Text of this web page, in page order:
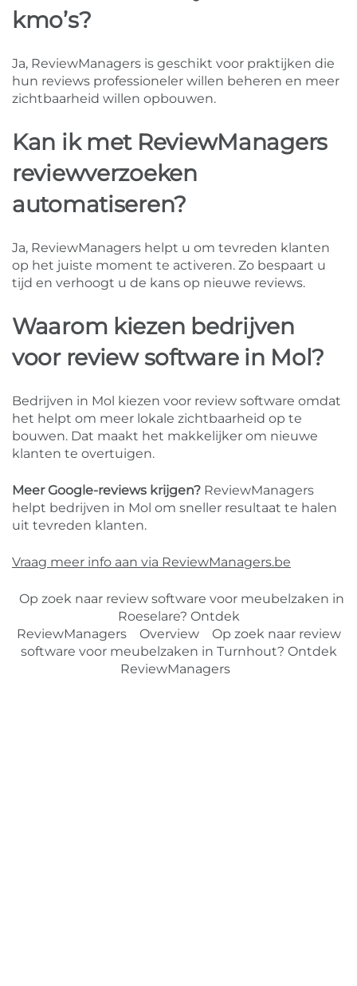
kmo’s?
Ja, ReviewManagers is geschikt voor praktijken die
hun reviews professioneler willen beheren en meer
zichtbaarheid willen opbouwen.
Kan ik met ReviewManagers
reviewverzoeken
automatiseren?
Ja, ReviewManagers helpt u om tevreden klanten
op het juiste moment te activeren. Zo bespaart u
tijd en verhoogt u de kans op nieuwe reviews.
Waarom kiezen bedrijven
voor review software in Mol?
Bedrijven in Mol kiezen voor review software omdat
het helpt om meer lokale zichtbaarheid op te
bouwen. Dat maakt het makkelijker om nieuwe
klanten te overtuigen.
Meer Google-reviews krijgen? ReviewManagers
helpt bedrijven in Mol om sneller resultaat te halen
uit tevreden klanten.
Vraag meer info aan via ReviewManagers.be
Op zoek naar review software voor meubelzaken in
Roeselare? Ontdek
ReviewManagers
Overview
Op zoek naar review
software voor meubelzaken in Turnhout? Ontdek
ReviewManagers